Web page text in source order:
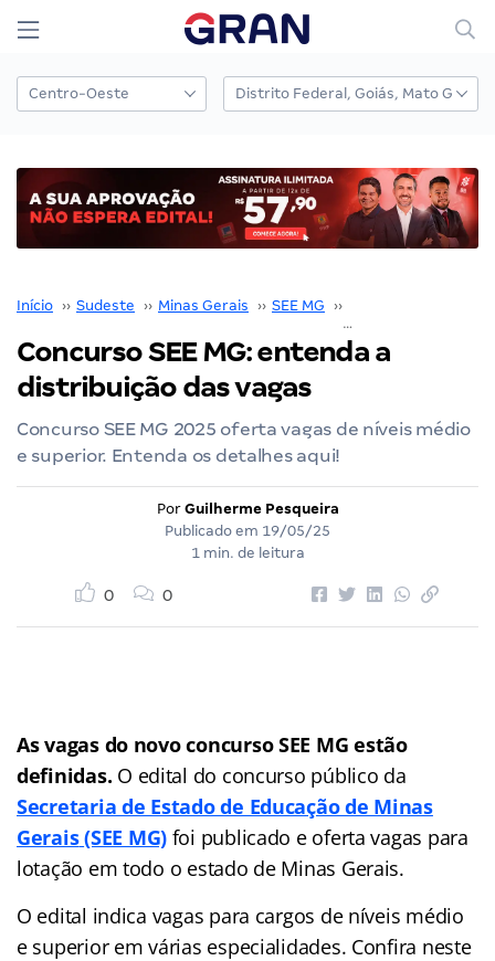
Início ›› Sudeste ›› Minas Gerais ›› SEE MG ››
Concurso SEE MG: entenda a
distribuição das vagas
Concurso SEE MG 2025 oferta vagas de níveis médio
e superior. Entenda os detalhes aqui!
Por Guilherme Pesqueira
Publicado em 19/05/25
1 min. de leitura
0 0
As vagas do novo concursoSEE MG estão
definidas. O edital do concurso público da
Secretaria de Estado de Educação de Minas
Gerais(SEE MG)foi publicado e oferta vagas para
lotação em todo o estado de Minas Gerais.
O edital indica vagas para cargos de níveis médio
e superior em várias especialidades. Confira neste